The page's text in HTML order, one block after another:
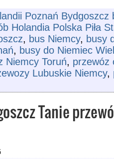
Poznań Bydgoszcz
Holandia Polska Piła
, bus Niemcy, busy
, busy do Niemiec
Niemcy Toruń, przewóz
Lubuskie Niemcy,
Tanie